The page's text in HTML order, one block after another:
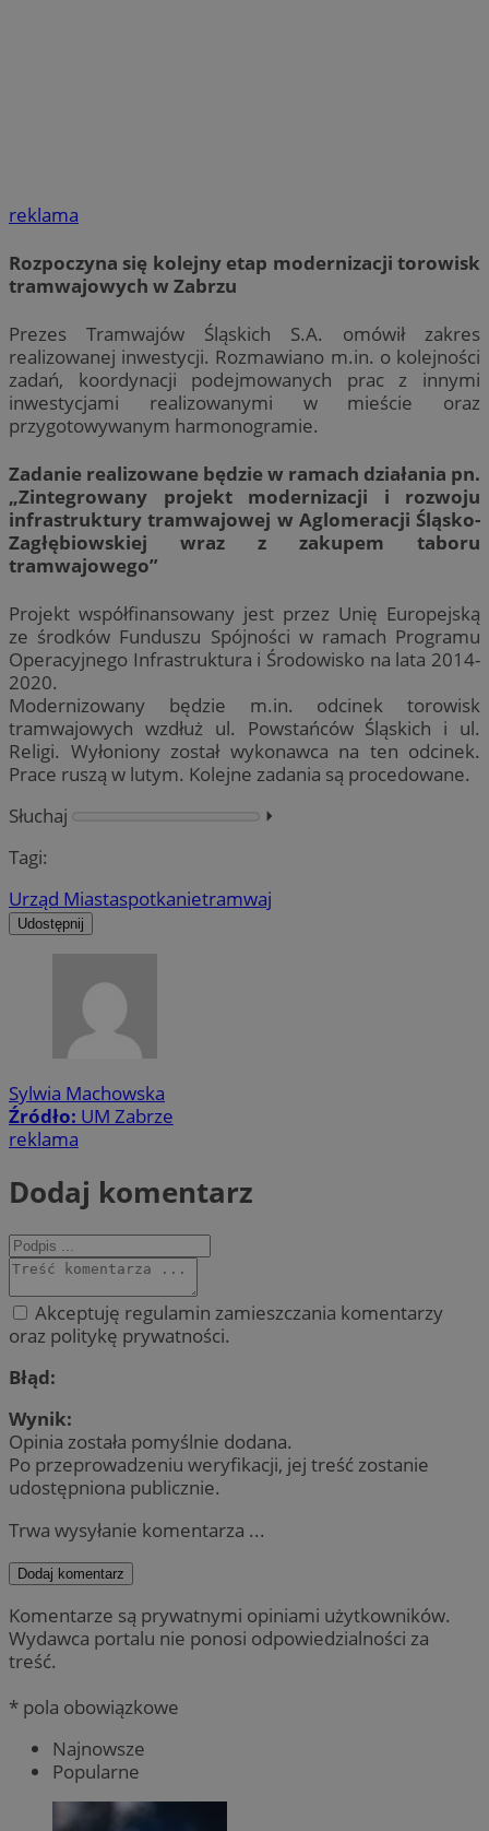
reklama
Rozpoczyna się kolejny etap modernizacji torowisk
tramwajowych w Zabrzu
Prezes Tramwajów Śląskich S.A. omówił zakres
realizowanej inwestycji. Rozmawiano m.in. o kolejności
zadań, koordynacji podejmowanych prac z innymi
inwestycjami realizowanymi w mieście oraz
przygotowywanym harmonogramie.
Zadanie realizowane będzie w ramach działania pn.
„Zintegrowany projekt modernizacji i rozwoju
infrastruktury tramwajowej w Aglomeracji Śląsko-
Zagłębiowskiej wraz z zakupem taboru
tramwajowego”
Projekt współfinansowany jest przez Unię Europejską
ze środków Funduszu Spójności w ramach Programu
Operacyjnego Infrastruktura i Środowisko na lata 2014-
2020.
Modernizowany będzie m.in. odcinek torowisk
tramwajowych wzdłuż ul. Powstańców Śląskich i ul.
Religi. Wyłoniony został wykonawca na ten odcinek.
Prace ruszą w lutym. Kolejne zadania są procedowane.
Słuchaj
⏵︎
Tagi:
Urząd Miastaspotkanietramwaj
Udostępnij
Sylwia Machowska
Źródło: UM Zabrze
reklama
Dodaj komentarz
Akceptuję regulamin zamieszczania komentarzy
oraz politykę prywatności.
Błąd:
Wynik:
Opinia została pomyślnie dodana.
Po przeprowadzeniu weryfikacji, jej treść zostanie
udostępniona publicznie.
Trwa wysyłanie komentarza ...
Dodaj komentarz
Komentarze są prywatnymi opiniami użytkowników.
Wydawca portalu nie ponosi odpowiedzialności za
treść.
* pola obowiązkowe
Najnowsze
Popularne